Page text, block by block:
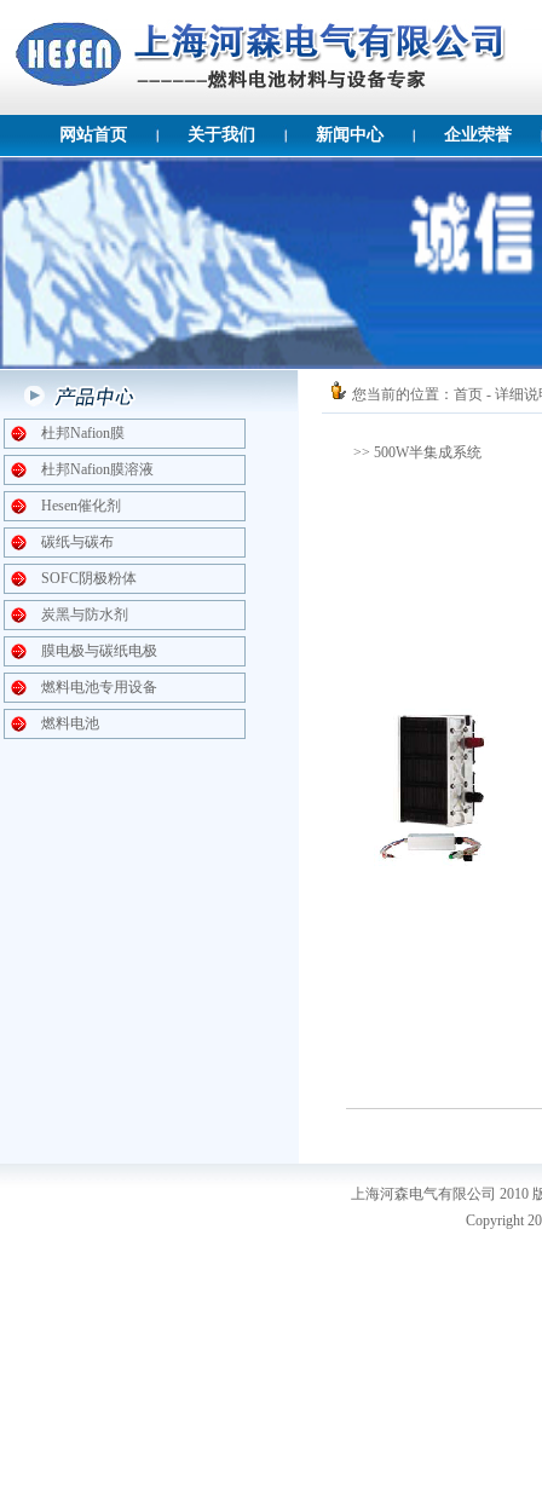
网站首页 关于我们 新闻中心 企业荣誉
杜邦Nafion膜
杜邦Nafion膜溶液
Hesen催化剂
碳纸与碳布
SOFC阴极粉体
炭黑与防水剂
膜电极与碳纸电极
燃料电池专用设备
燃料电池
您当前的位置： 首页 - 详细说
>> 500W半集成系统
上海河森电气有限公司 2010
Copyright